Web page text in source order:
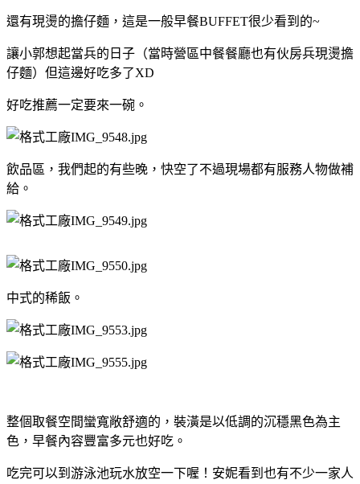
還有現燙的擔仔麵，這是一般早餐BUFFET很少看到的~
讓小郭想起當兵的日子（當時營區中餐餐廳也有伙房兵現燙擔
仔麵）但這邊好吃多了XD
好吃推薦一定要來一碗。
飲品區，我們起的有些晚，快空了不過現場都有服務人物做補
給。
中式的稀飯。
整個取餐空間蠻寬敞舒適的，裝潢是以低調的沉穩黑色為主
色，早餐內容豐富多元也好吃。
吃完可以到游泳池玩水放空一下喔！安妮看到也有不少一家人